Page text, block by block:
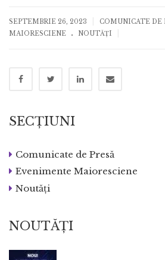
SEPTEMBRIE 26, 2023 COMUNICATE DE
MAIORESCIENE
. NOUTĂȚI
SECȚIUNI
Comunicate de Presă
Evenimente Maioresciene
Noutăți
NOUTĂȚI